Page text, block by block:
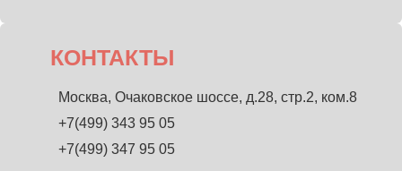
КОНТАКТЫ
Москва, Очаковское шоссе, д.28, стр.2, ком.8
+7(499) 343 95 05
+7(499) 347 95 05